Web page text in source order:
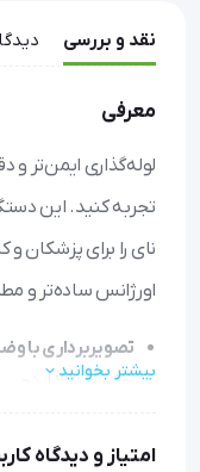
نقد و بررسی
معرفی
تجربه کنید. این
اورژانس ساده‌تر و
تصویربرداری با
کاربری آسان و
بیشتر بخوانید
امتیاز و دیدگاه